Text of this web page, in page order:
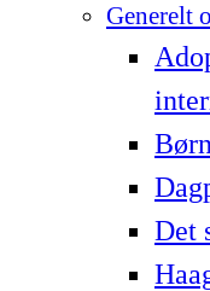
Generelt
Det